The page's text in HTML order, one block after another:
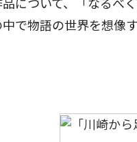
について、「なるべ
で物語の世界を想像